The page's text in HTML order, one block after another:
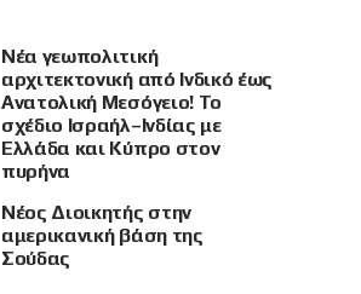
Νέα γεωπολιτική
αρχιτεκτονική από Ινδικό έως
Ανατολική Μεσόγειο! Το
σχέδιο Ισραήλ–Ινδίας με
Ελλάδα και Κύπρο στον
πυρήνα
Νέος Διοικητής στην
αμερικανική βάση της
Σούδας